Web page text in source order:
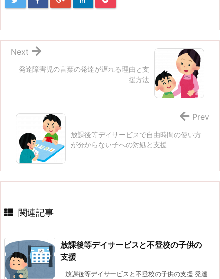
発達障害児の言葉の発達が遅れる理由と支
援方法
Next
放課後等デイサービスで自由時間の使い方
が分からない子への対処と支援
Prev
関連記事
放課後等デイサービスと不登校の子供の
支援
放課後等デイサービスと不登校の子供の支援 発達